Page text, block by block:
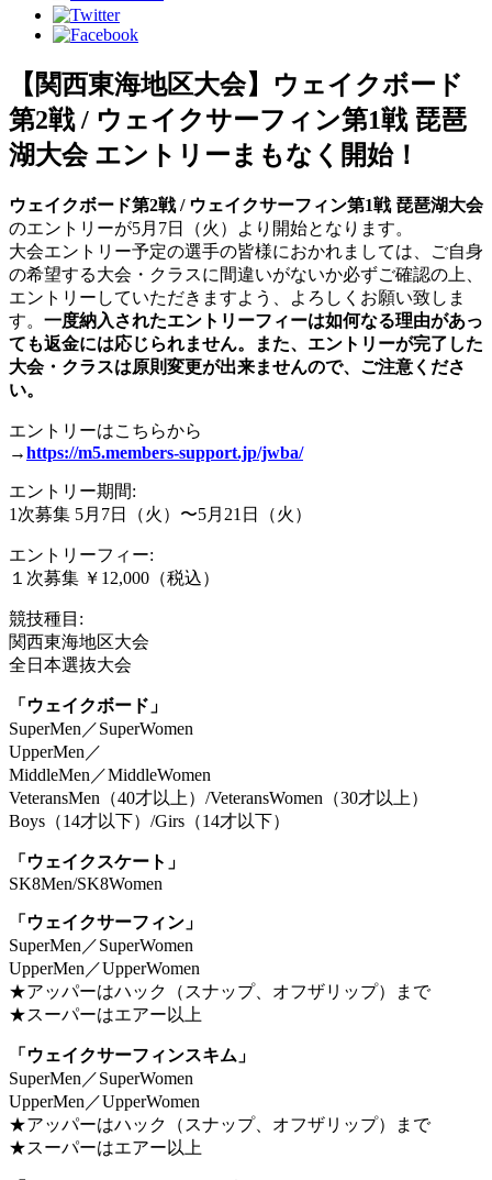
【関西東海地区大会】ウェイクボード
第2戦 / ウェイクサーフィン第1戦 琵琶
湖大会 エントリーまもなく開始！
ウェイクボード第2戦 / ウェイクサーフィン第1戦 琵琶湖大会
のエントリーが5月7日（火）より開始となります。
大会エントリー予定の選手の皆様におかれましては、ご自身
の希望する大会・クラスに間違いがないか必ずご確認の上、
エントリーしていただきますよう、よろしくお願い致しま
す。 一度納入されたエントリーフィーは如何なる理由があっ
ても返金には応じられません。また、エントリーが完了した
大会・クラスは原則変更が出来ませんので、ご注意くださ
い。
エントリーはこちらから
→https://m5.members-support.jp/jwba/
エントリー期間:
1次募集 5月7日（火）〜5月21日（火）
エントリーフィー:
１次募集 ￥12,000（税込）
競技種目:
関西東海地区大会
全日本選抜大会
「ウェイクボード」
SuperMen／SuperWomen
UpperMen／
MiddleMen／MiddleWomen
VeteransMen（40才以上）/VeteransWomen（30才以上）
Boys（14才以下）/Girs（14才以下）
「ウェイクスケート」
SK8Men/SK8Women
「ウェイクサーフィン」
SuperMen／SuperWomen
UpperMen／UpperWomen
★アッパーはハック（スナップ、オフザリップ）まで
★スーパーはエアー以上
「ウェイクサーフィンスキム」
SuperMen／SuperWomen
UpperMen／UpperWomen
★アッパーはハック（スナップ、オフザリップ）まで
★スーパーはエアー以上